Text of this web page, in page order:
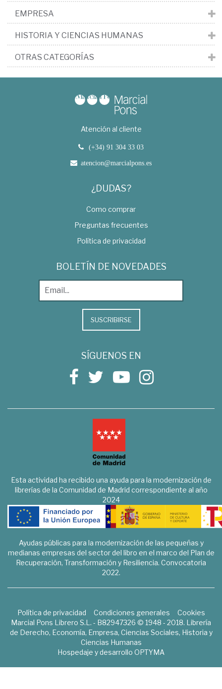
EMPRESA
HISTORIA Y CIENCIAS HUMANAS
OTRAS CATEGORÍAS
Atención al cliente
(+34) 91 304 33 03
atencion@marcialpons.es
¿DUDAS?
Como comprar
Preguntas frecuentes
Política de privacidad
BOLETÍN DE NOVEDADES
SUSCRIBIRSE
SÍGUENOS EN
Esta actividad ha recibido una ayuda para la modernización de
librerías de la Comunidad de Madrid correspondiente al año
2024
Ayudas públicas para la modernización de las pequeñas y
medianas empresas del sector del libro en el marco del Plan de
Recuperación, Transformación y Resiliencia. Convocatoria
2022.
Política de privacidad Condiciones generales
Cookies
Marcial Pons Librero S.L. - B82947326 © 1948 - 2018. Librería
de Derecho, Economía, Empresa, Ciencias Sociales, Historia y
Ciencias Humanas
Hospedaje y desarrollo OPTYMA